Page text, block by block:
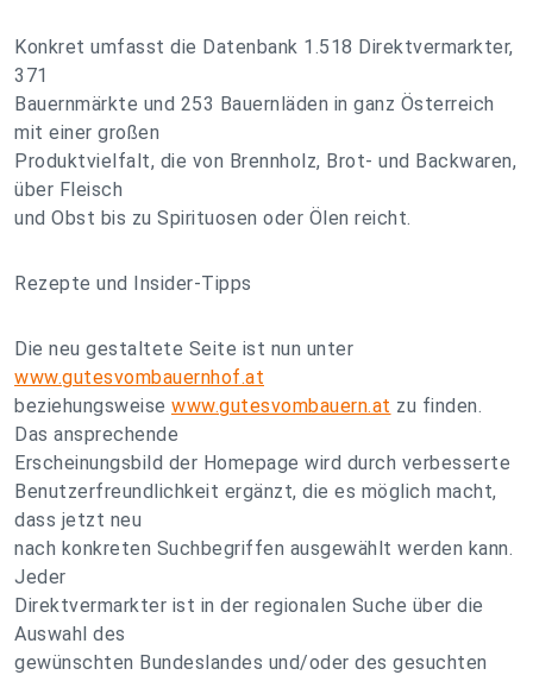
Konkret umfasst die Datenbank 1.518 Direktvermarkter,
371
Bauernmärkte und 253 Bauernläden in ganz Österreich
mit einer großen
Produktvielfalt, die von Brennholz, Brot- und Backwaren,
über Fleisch
und Obst bis zu Spirituosen oder Ölen reicht.
Rezepte und Insider-Tipps
Die neu gestaltete Seite ist nun unter
www.gutesvombauernhof.at
beziehungsweise www.gutesvombauern.at zu finden.
Das ansprechende
Erscheinungsbild der Homepage wird durch verbesserte
Benutzerfreundlichkeit ergänzt, die es möglich macht,
dass jetzt neu
nach konkreten Suchbegriffen ausgewählt werden kann.
Jeder
Direktvermarkter ist in der regionalen Suche über die
Auswahl des
gewünschten Bundeslandes und/oder des gesuchten